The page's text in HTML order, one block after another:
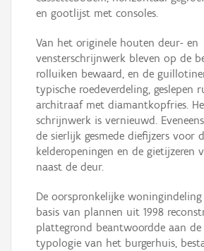
en gootlijst met consoles.
Van het originele houten deur- en
vensterschrijnwerk bleven op de
rolluiken bewaard, en de
typische roedeverdeling, geslepen
architraaf met diamantkopfries.
schrijnwerk is vernieuwd.
de sierlijk gesmede diefijzers voor
kelderopeningen en de gietijzeren
naast de deur.
De oorspronkelijke
basis van plannen uit 1998
plattegrond beantwoordde aan de
typologie van het burgerhuis,